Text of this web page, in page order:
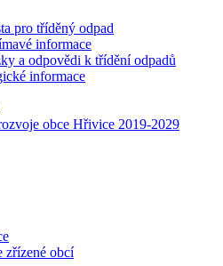
pro tříděný odpad
informace
a odpovědi k třídění odpadů
informace
obce Hřivice 2019-2029
zřízené obcí